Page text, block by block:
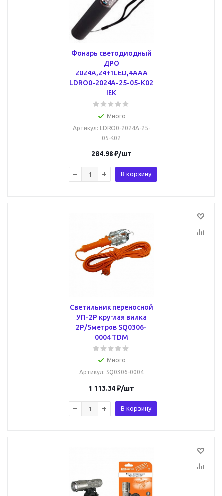
Фонарь светодиодный
ДРО
2024А,24+1LED,4AAA
LDRO0-2024A-25-05-K02
IEK
Много
Артикул: LDRO0-2024A-25-
05-K02
284.98₽/шт
В корзину
Светильник переносной
УП-2Р круглая вилка
2Р/5метров SQ0306-
0004 TDM
Много
Артикул: SQ0306-0004
1 113.34₽/шт
В корзину